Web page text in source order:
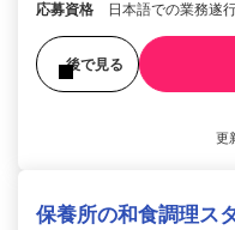
応募資格 日本語での業務遂
後で見る
更
保養所の和食調理ス